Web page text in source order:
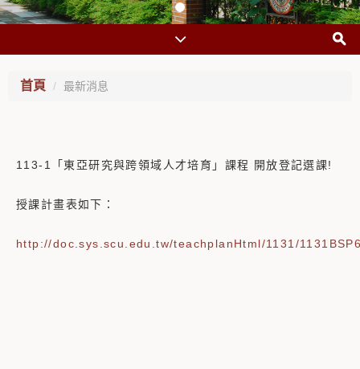
首頁 最新消息
113-1「東亞研究與跨領域人才培育」課程 開放登記選課!
授課計畫表如下：
http://doc.sys.scu.edu.tw/teachplanHtml/1131/